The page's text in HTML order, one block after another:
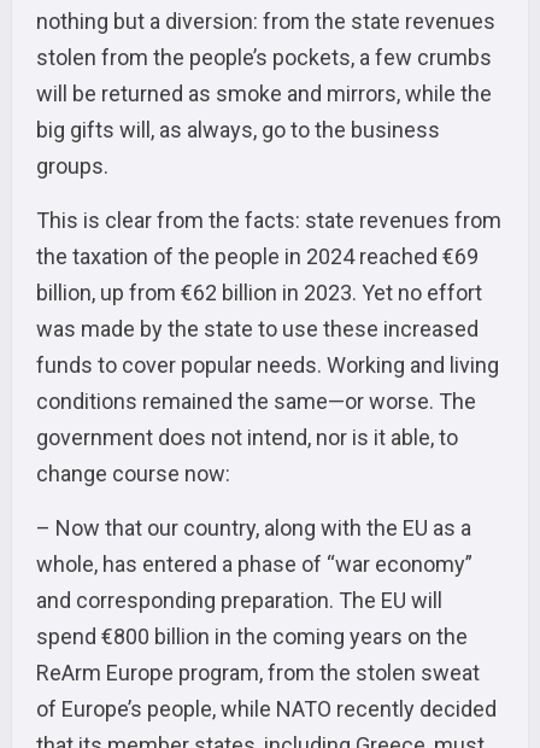
nothing but a diversion: from the state revenues
stolen from the people’s pockets, a few crumbs
will be returned as smoke and mirrors, while the
big gifts will, as always, go to the business
groups.
This is clear from the facts: state revenues from
the taxation of the people in 2024 reached €69
billion, up from €62 billion in 2023. Yet no effort
was made by the state to use these increased
funds to cover popular needs. Working and living
conditions remained the same—or worse. The
government does not intend, nor is it able, to
change course now:
– Now that our country, along with the EU as a
whole, has entered a phase of “war economy”
and corresponding preparation. The EU will
spend €800 billion in the coming years on the
ReArm Europe program, from the stolen sweat
of Europe’s people, while NATO recently decided